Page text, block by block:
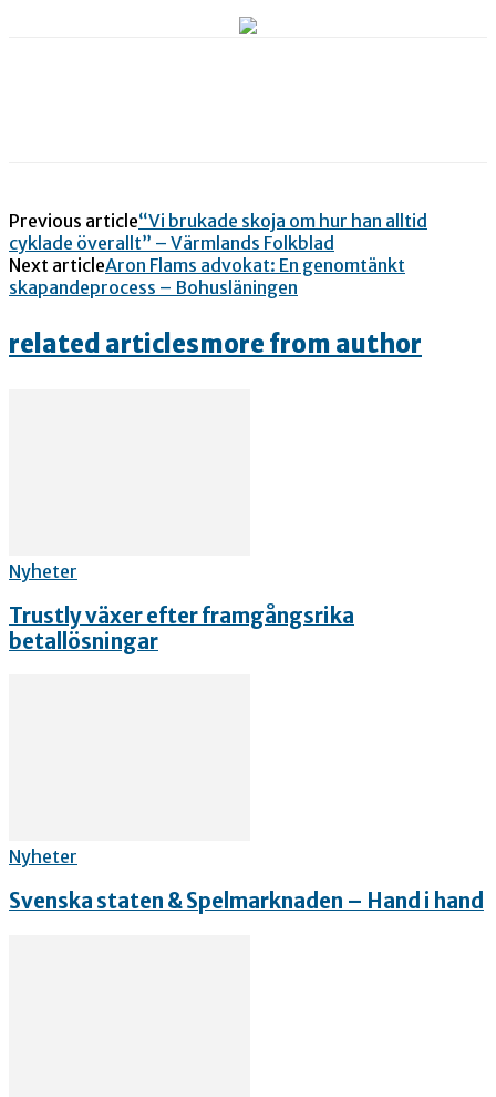
Previous article“Vi brukade skoja om hur han alltid
cyklade överallt” – Värmlands Folkblad
Next articleAron Flams advokat: En genomtänkt
skapandeprocess – Bohusläningen
related articlesmore from author
Nyheter
Trustly växer efter framgångsrika
betallösningar
Nyheter
Svenska staten & Spelmarknaden – Hand i hand